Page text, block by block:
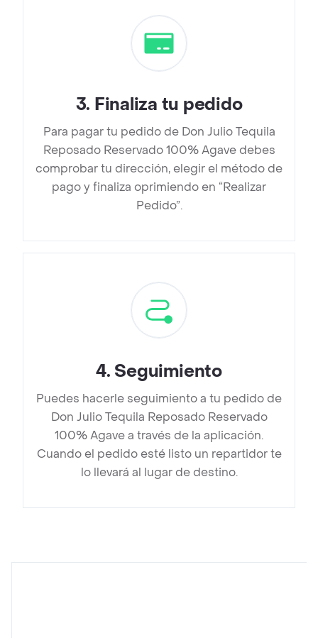
3. Finaliza tu pedido
Para pagar tu pedido de Don Julio Tequila
Reposado Reservado 100% Agave debes
comprobar tu dirección, elegir el método de
pago y finaliza oprimiendo en “Realizar
Pedido”.
4. Seguimiento
Puedes hacerle seguimiento a tu pedido de
Don Julio Tequila Reposado Reservado
100% Agave a través de la aplicación.
Cuando el pedido esté listo un repartidor te
lo llevará al lugar de destino.